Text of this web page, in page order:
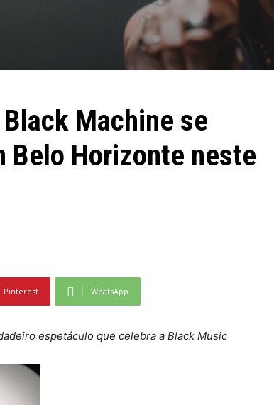
Machine se
Belo Horizonte neste
Pinterest WhatsApp
espetáculo que celebra a Black Music